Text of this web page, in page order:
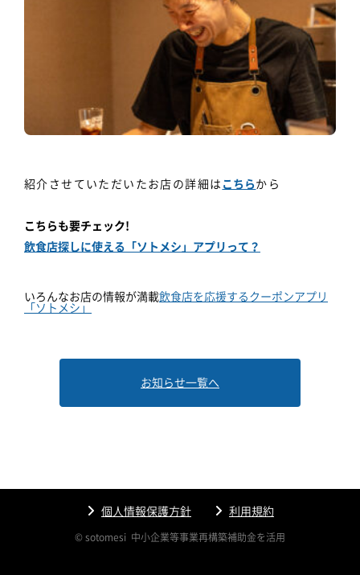
紹介させていただいたお店の詳細は こちらから
こちらも要チェック!
飲食店探しに使える「ソトメシ」アプリって？
いろんなお店の情報が満載飲食店を応援するクーポンアプリ
「ソトメシ」
お知らせ一覧へ
© sotomesi 中小企業等事業再構築補助金を活用
個人情報保護方針 利用規約